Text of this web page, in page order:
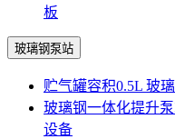
板
玻璃钢泵站
贮气罐容积0.5L 玻
玻璃钢一体化提升
设备